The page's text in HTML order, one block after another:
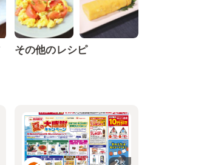
その他のレシピ
2枚